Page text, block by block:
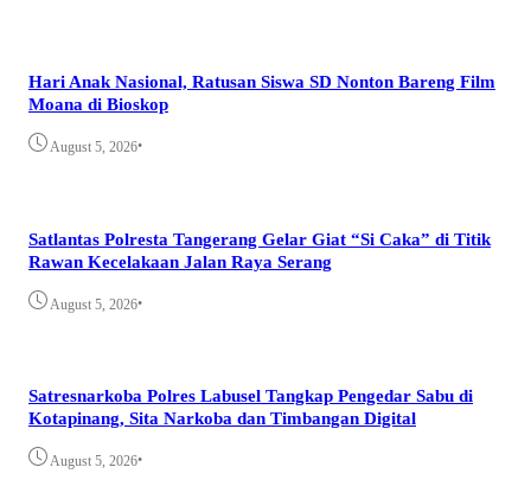
Hari Anak Nasional, Ratusan Siswa SD Nonton Bareng Film
Moana di Bioskop
August 5, 2026•
Satlantas Polresta Tangerang Gelar Giat “Si Caka” di Titik
Rawan Kecelakaan Jalan Raya Serang
August 5, 2026•
Satresnarkoba Polres Labusel Tangkap Pengedar Sabu di
Kotapinang, Sita Narkoba dan Timbangan Digital
August 5, 2026•